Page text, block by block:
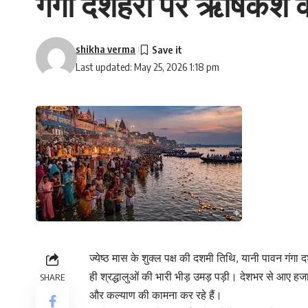
Last updated: May 25, 2026 1:18 pm
shikha verma
SHARE
ज्येष्ठ मास के शुक्ल पक्ष की दशमी तिथि, यानी पावन
ही श्रद्धालुओं की भारी भीड़ उमड़ पड़ी। देशभर से आए
और कल्याण की कामना कर रहे हैं।